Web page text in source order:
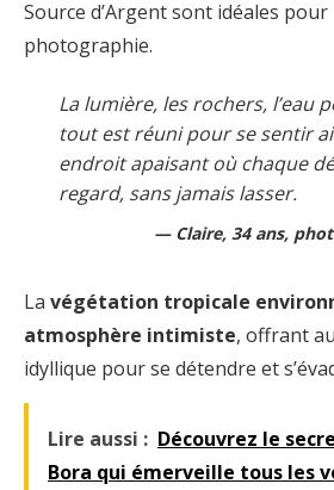
Source d’Argent sont idéales
photographie.
La lumière, les rochers, l’eau
tout est réuni pour se sentir
endroit apaisant où chaque
regard, sans jamais lasser.
Claire, 34 ans,
La végétation tropicale
atmosphère intimiste, offrant
idyllique pour se détendre et
Lire aussi : Découvrez le
Bora qui émerveille tous les